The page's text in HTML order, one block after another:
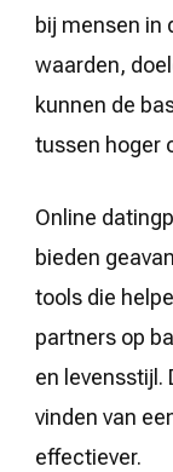
bij mensen in
waarden,
kunnen de
tussen hoger
Online
bieden
tools die
partners op
en levensstijl.
vinden van
effectiever.